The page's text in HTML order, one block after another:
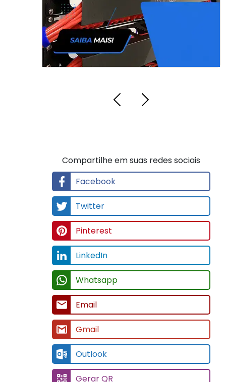
Compartilhe em suas redes sociais
Facebook
Twitter
Pinterest
LinkedIn
Whatsapp
Email
Gmail
Outlook
Gerar QR